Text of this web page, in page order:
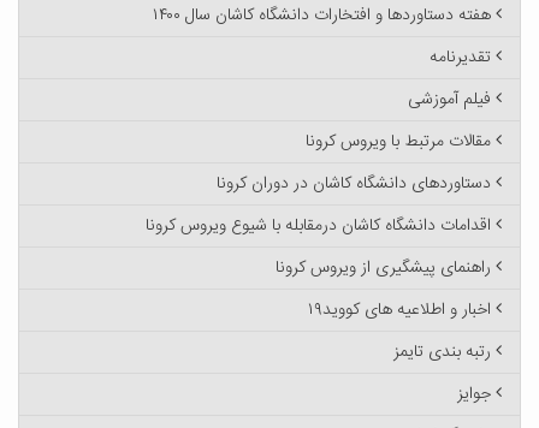
هفته دستاوردها و افتخارات دانشگاه کاشان سال ۱۴۰۰
تقدیرنامه
فیلم آموزشی
مقالات مرتبط با ویروس کرونا
دستاوردهای دانشگاه کاشان در دوران کرونا
اقدامات دانشگاه کاشان درمقابله با شیوع ویروس کرونا
راهنمای پیشگیری از ویروس کرونا
اخبار و اطلاعیه های کووید۱۹
رتبه بندی تایمز
جوایز